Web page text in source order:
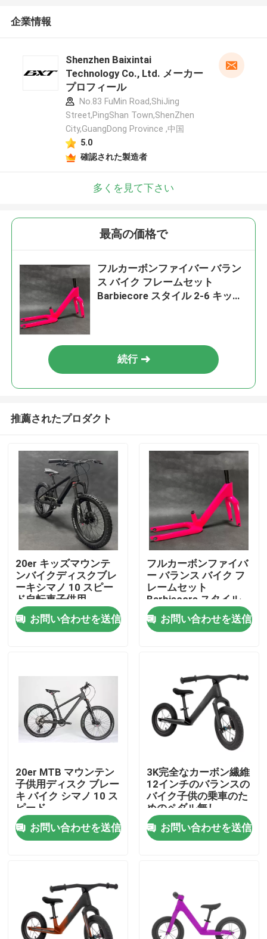
家へ
製品
工場 ツアー
品質管理
連絡 ください
引金 を 求め て ください
カーボン道のバイク
カーボン マウンテン バイク フレーム
企業情報
Shenzhen Baixintai
Technology Co., Ltd. メーカー
プロフィール
No.83 FuMin Road,ShiJing
Street,PingShan Town,ShenZhen
City,GuangDong Province ,中国
5.0
確認された製造者
多くを見て下さい
最高の価格で
フルカーボンファイバー バラン
ス バイク フレームセット
Barbiecore スタイル 2-6 キッズ
続行
推薦されたプロダクト
20er キッズマウンテ
ンバイクディスクブレ
ーキシマノ 10 スピー
ド自転車子供用
お問い合わせを送信
フルカーボンファイバ
ー バランス バイク フ
レームセット
Barbiecore スタイル
2-6 キッズ スクーター
お問い合わせを送信
20er MTB マウンテン
子供用ディスク ブレー
キ バイク シマノ 10 ス
ピード
お問い合わせを送信
3K完全なカーボン繊維
12インチのバランスの
バイク子供の乗車のた
めのペダル無し
お問い合わせを送信